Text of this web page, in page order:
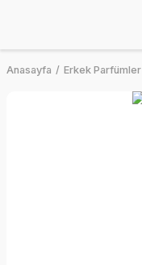
Anasayfa Erkek Parfümler